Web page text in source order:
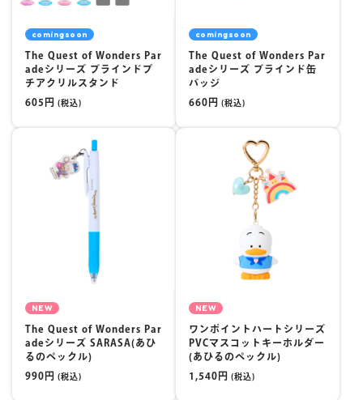
comingsoon
The Quest of Wonders Par
adeシリーズ ブラインドプ
チアクリルスタンド
605円 (税込)
comingsoon
The Quest of Wonders Par
adeシリーズ ブラインド缶
バッジ
660円 (税込)
NEW
The Quest of Wonders Par
adeシリーズ SARASA(あひ
るのペックル)
990円 (税込)
NEW
ワンポイントハートシリーズ
PVCマスコットキーホルダー
(あひるのペックル)
1,540円 (税込)